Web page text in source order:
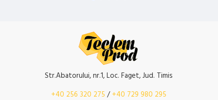
Str.Abatorului, nr.1, Loc. Faget, Jud. Timis
+40 256 320 275 /+40 729 980 295